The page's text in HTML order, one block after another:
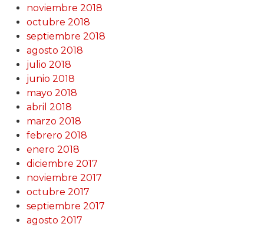
noviembre 2018
octubre 2018
septiembre 2018
agosto 2018
julio 2018
junio 2018
mayo 2018
abril 2018
marzo 2018
febrero 2018
enero 2018
diciembre 2017
noviembre 2017
octubre 2017
septiembre 2017
agosto 2017